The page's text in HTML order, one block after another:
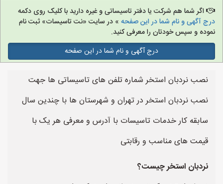
اگر شما هم شرکت یا دفتر تاسیساتی و غیره دارید با کلیک روی دکمه
درج آگهی و نام شما در این صفحه » در سایت «نت تاسیسات» ثبت نام
نموده و سپس خودتان را معرفی کنید.
درج آگهی و نام شما در این صفحه
نصب نردبان استخر شماره تلفن های تاسیساتی ها جهت
نصب نردبان استخر در تهران و شهرستان ها با چندین سال
سابقه کار خدمات تاسیسات با آدرس و معرفی هر یک با
قیمت های مناسب و رقابتی
نردبان استخر چیست؟